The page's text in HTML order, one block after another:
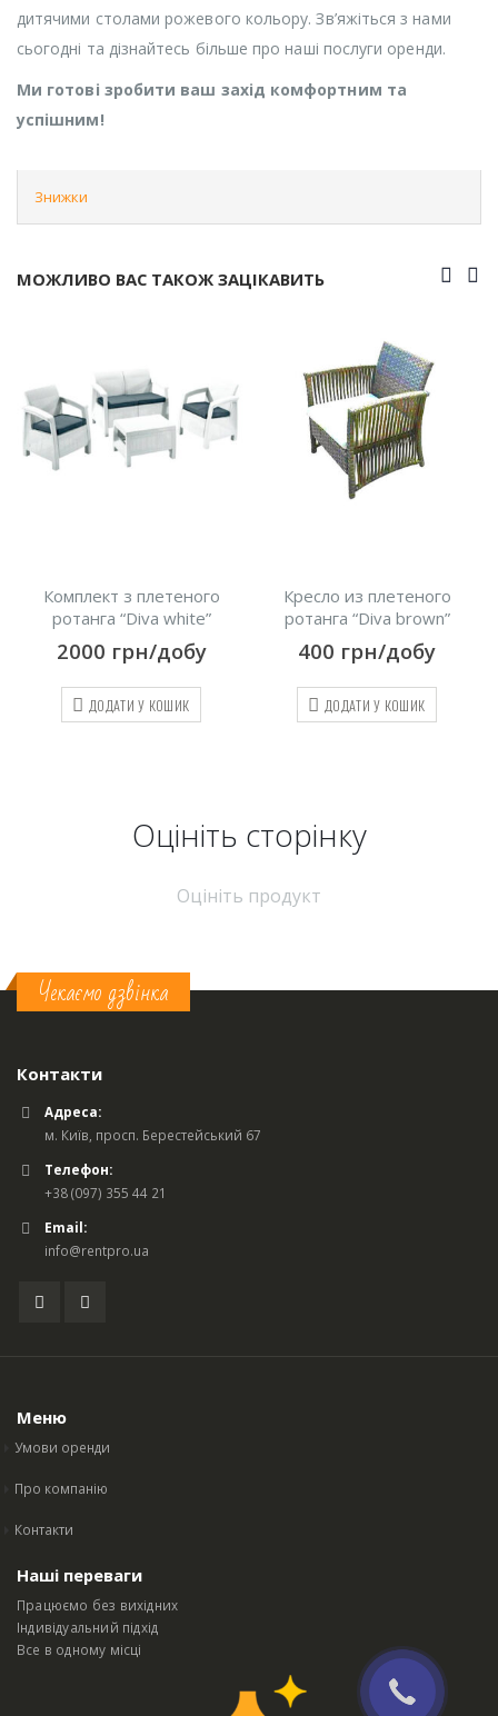
дитячими столами рожевого кольору. Зв’яжіться з нами
сьогодні та дізнайтесь більше про наші послуги оренди.
Ми готові зробити ваш захід комфортним та
успішним!
Знижки
МОЖЛИВО ВАС ТАКОЖ ЗАЦІКАВИТЬ
Кресло из плетеного
ротанга “Diva brown”
400грн/добу
ДОДАТИ У КОШИК
LED стіл “Lounge”
500 грн/добу
ДОДАТИ У КОШИК
Оцініть cторінку
Оцініть продукт
Чекаємо дзвінка
Контакти
Адреса:
м. Київ, просп. Берестейський 67
Телефон:
+38 (097) 355 44 21
Email:
info@rentpro.ua
Меню
Умови оренди
Про компанію
Контакти
Наші переваги
Працюємо без вихідних
Індивідуальний підхід
Все в одному місці